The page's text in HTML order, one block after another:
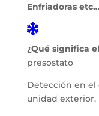
Enfriadoras etc…
¿Qué significa
presostato
Detección en el
unidad